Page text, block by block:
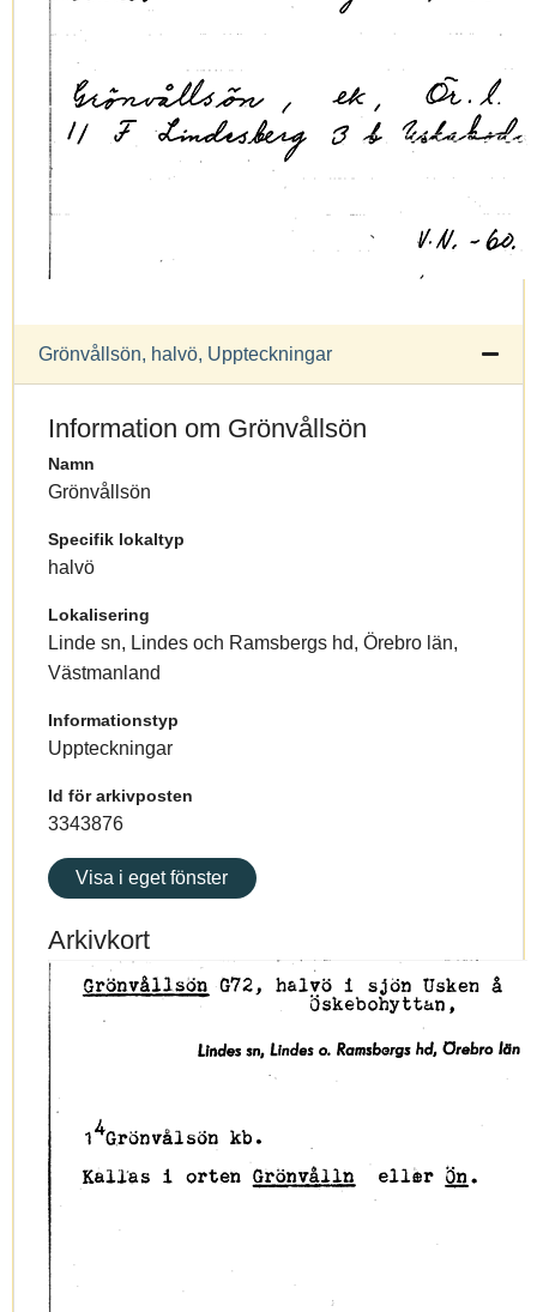
Grönvållsön, halvö, Uppteckningar
Information om Grönvållsön
Namn
Grönvållsön
Specifik lokaltyp
halvö
Lokalisering
Linde sn, Lindes och Ramsbergs hd, Örebro län,
Västmanland
Informationstyp
Uppteckningar
Id för arkivposten
3343876
Visa i eget fönster
Arkivkort